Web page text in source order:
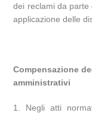
dei reclami da parte
applicazione delle
Compensazione
amministrativi
1. Negli atti